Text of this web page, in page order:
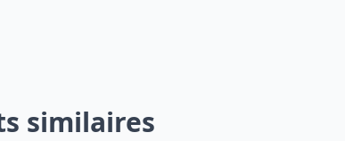
similaires